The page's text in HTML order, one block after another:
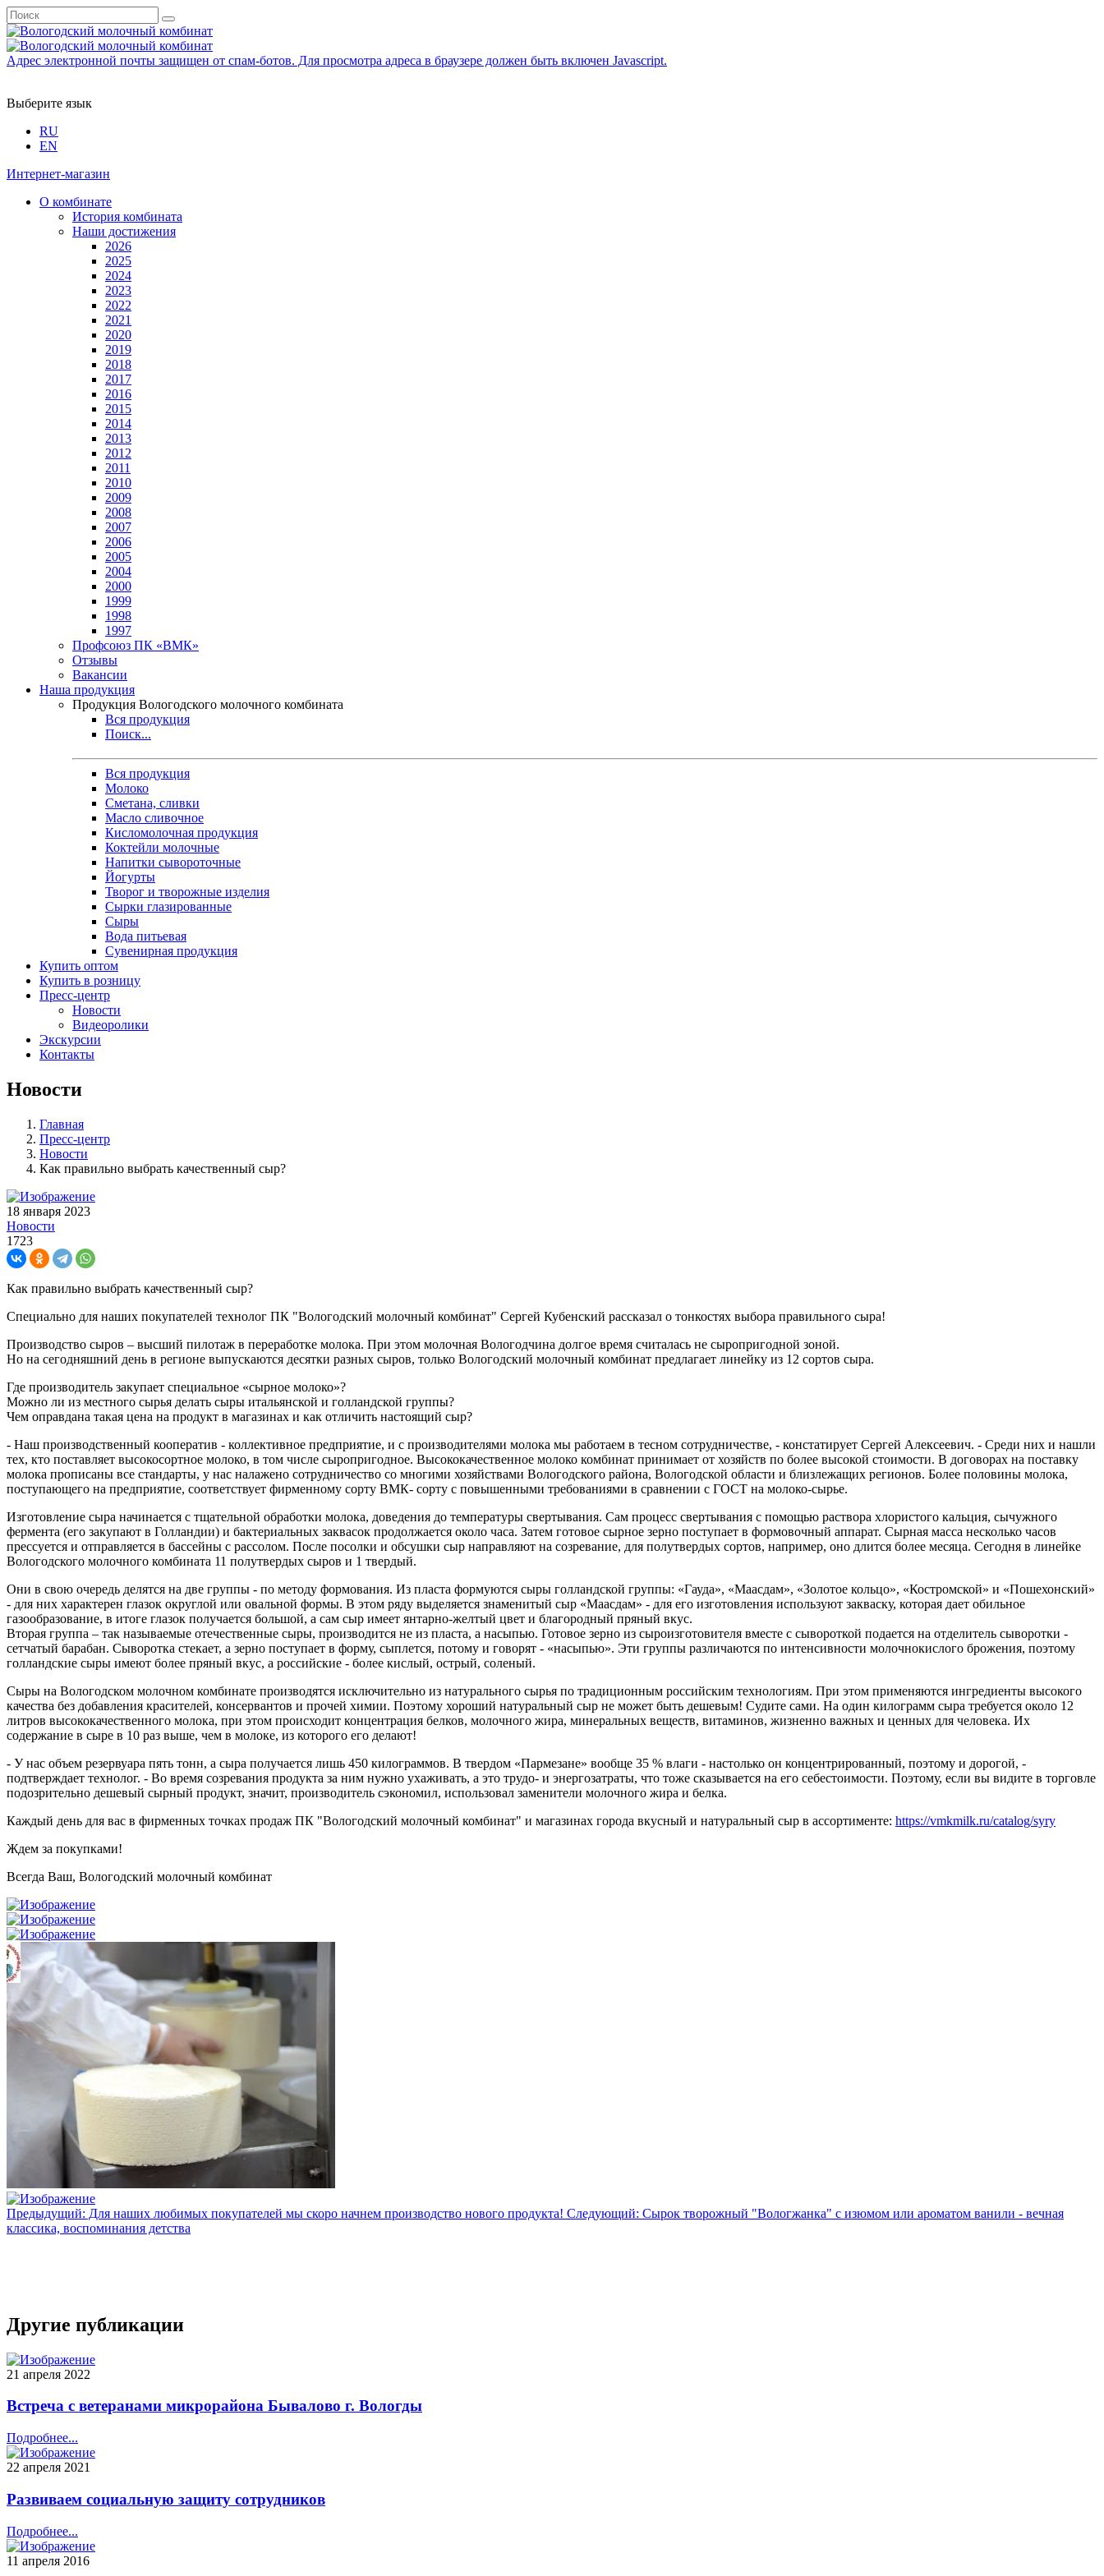
Адрес электронной почты защищен от спам-ботов. Для просмотра адреса в браузере должен быть включен Javascript.
Выберите язык
RU
EN
Интернет-магазин
О комбинате
История комбината
Наши достижения
2026
2025
2024
2023
2022
2021
2020
2019
2018
2017
2016
2015
2014
2013
2012
2011
2010
2009
2008
2007
2006
2005
2004
2000
1999
1998
1997
Профсоюз ПК «ВМК»
Отзывы
Вакансии
Наша продукция
Продукция Вологодского молочного комбината
Вся продукция
Поиск...
Вся продукция
Молоко
Сметана, сливки
Масло сливочное
Кисломолочная продукция
Коктейли молочные
Напитки сывороточные
Йогурты
Творог и творожные изделия
Сырки глазированные
Сыры
Вода питьевая
Сувенирная продукция
Купить оптом
Купить в розницу
Пресс-центр
Новости
Видеоролики
Экскурсии
Контакты
Новости
Главная
Пресс-центр
Новости
Как правильно выбрать качественный сыр?
18 января 2023
Новости
1723
Как правильно выбрать качественный сыр?
Специально для наших покупателей технолог ПК "Вологодский молочный комбинат" Сергей Кубенский рассказал о тонкостях выбора правильного сыра!
Производство сыров – высший пилотаж в переработке молока. При этом молочная Вологодчина долгое время считалась не сыропригодной зоной.
Но на сегодняшний день в регионе выпускаются десятки разных сыров, только Вологодский молочный комбинат предлагает линейку из 12 сортов сыра.
Где производитель закупает специальное «сырное молоко»?
Можно ли из местного сырья делать сыры итальянской и голландской группы?
Чем оправдана такая цена на продукт в магазинах и как отличить настоящий сыр?
- Наш производственный кооператив - коллективное предприятие, и с производителями молока мы работаем в тесном сотрудничестве, - констатирует Сергей Алексеевич. - Среди них и нашли
тех, кто поставляет высокосортное молоко, в том числе сыропригодное. Высококачественное молоко комбинат принимает от хозяйств по более высокой стоимости. В договорах на поставку
молока прописаны все стандарты, у нас налажено сотрудничество со многими хозяйствами Вологодского района, Вологодской области и близлежащих регионов. Более половины молока,
поступающего на предприятие, соответствует фирменному сорту ВМК- сорту с повышенными требованиями в сравнении с ГОСТ на молоко-сырье.
Изготовление сыра начинается с тщательной обработки молока, доведения до температуры свертывания. Сам процесс свертывания с помощью раствора хлористого кальция, сычужного
фермента (его закупают в Голландии) и бактериальных заквасок продолжается около часа. Затем готовое сырное зерно поступает в формовочный аппарат. Сырная масса несколько часов
прессуется и отправляется в бассейны с рассолом. После посолки и обсушки сыр направляют на созревание, для полутвердых сортов, например, оно длится более месяца. Сегодня в линейке
Вологодского молочного комбината 11 полутвердых сыров и 1 твердый.
Они в свою очередь делятся на две группы - по методу формования. Из пласта формуются сыры голландской группы: «Гауда», «Маасдам», «Золотое кольцо», «Костромской» и «Пошехонский»
- для них характерен глазок округлой или овальной формы. В этом ряду выделяется знаменитый сыр «Маасдам» - для его изготовления используют закваску, которая дает обильное
газообразование, в итоге глазок получается большой, а сам сыр имеет янтарно-желтый цвет и благородный пряный вкус.
Вторая группа – так называемые отечественные сыры, производится не из пласта, а насыпью. Готовое зерно из сыроизготовителя вместе с сывороткой подается на отделитель сыворотки -
сетчатый барабан. Сыворотка стекает, а зерно поступает в форму, сыплется, потому и говорят - «насыпью». Эти группы различаются по интенсивности молочнокислого брожения, поэтому
голландские сыры имеют более пряный вкус, а российские - более кислый, острый, соленый.
Сыры на Вологодском молочном комбинате производятся исключительно из натурального сырья по традиционным российским технологиям. При этом применяются ингредиенты высокого
качества без добавления красителей, консервантов и прочей химии. Поэтому хороший натуральный сыр не может быть дешевым! Судите сами. На один килограмм сыра требуется около 12
литров высококачественного молока, при этом происходит концентрация белков, молочного жира, минеральных веществ, витаминов, жизненно важных и ценных для человека. Их
содержание в сыре в 10 раз выше, чем в молоке, из которого его делают!
- У нас объем резервуара пять тонн, а сыра получается лишь 450 килограммов. В твердом «Пармезане» вообще 35 % влаги - настолько он концентрированный, поэтому и дорогой, -
подтверждает технолог. - Во время созревания продукта за ним нужно ухаживать, а это трудо- и энергозатраты, что тоже сказывается на его себестоимости. Поэтому, если вы видите в торговле
подозрительно дешевый сырный продукт, значит, производитель сэкономил, использовал заменители молочного жира и белка.
Каждый день для вас в фирменных точках продаж ПК "Вологодский молочный комбинат" и магазинах города вкусный и натуральный сыр в ассортименте: https://vmkmilk.ru/catalog/syry
Ждем за покупками!
Всегда Ваш, Вологодский молочный комбинат
Предыдущий: Для наших любимых покупателей мы скоро начнем производство нового продукта! Следующий: Сырок творожный "Вологжанка" с изюмом или ароматом ванили - вечная
классика, воспоминания детства
Другие публикации
21 апреля 2022
Встреча с ветеранами микрорайона Бывалово г. Вологды
Подробнее...
22 апреля 2021
Развиваем социальную защиту сотрудников
Подробнее...
11 апреля 2016